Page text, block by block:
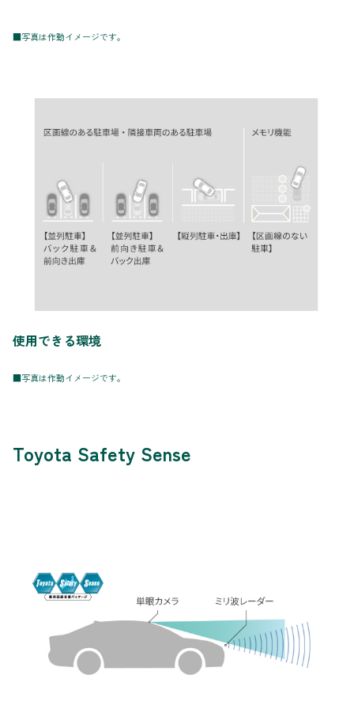
■写真は作動イメージです。
使用できる環境
■写真は作動イメージです。
Toyota Safety Sense